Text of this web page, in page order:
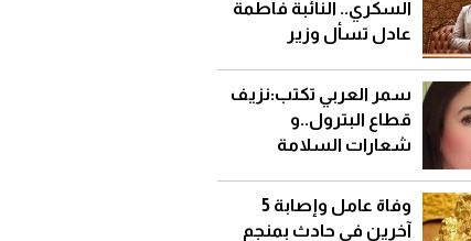
السكري.. النائبة فاطمة
عادل تسأل وزير
الحوادث رغم كثرة
الحديث عن السلامة؟
سمر العربي تكتب:نزيف
قطاع البترول..و
شعارات السلامة
وفاة عامل وإصابة 5
آخرين في حادث بمنجم